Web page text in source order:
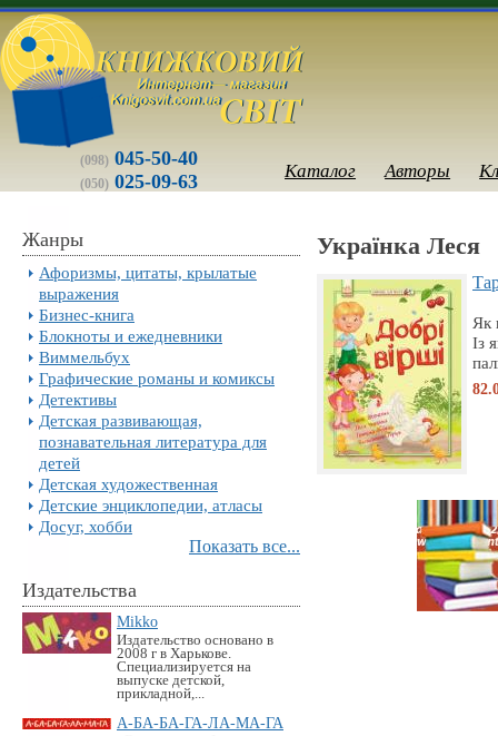
(098) 045-50-40
(050) 025-09-63 Каталог Авторы
Жанры
Афоризмы, цитаты, крылатые
выражения
Бизнес-книга
Блокноты и ежедневники
Виммельбух
Графические романы и комиксы
Детективы
Детская развивающая,
познавательная литература для
детей
Детская художественная
Детские энциклопедии, атласы
Досуг, хобби
Показать все...
Издательства
Mikko
Издательство основано в
2008 г в Харькове.
Специализируется на
выпуске детской,
прикладной,...
А-БА-БА-ГА-ЛА-МА-ГА
Українка Леся
Як
Із